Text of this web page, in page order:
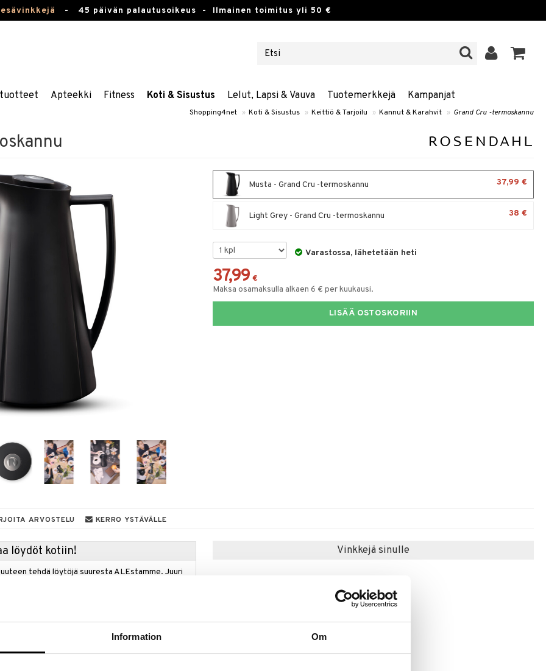
Information Om
- 45 päivän palautusoikeus - Ilmainen toimitus yli 50 €
Apteekki Fitness Koti & Sisustus Lelut, Lapsi & Vauva Tuotemerkkejä Kampanjat
Shopping4net » Koti & Sisustus » Keittiö & Tarjoilu » Kannut & Karahvit » Grand Cru -termoskannu
Musta - Grand Cru -termoskannu 37,99 €
Light Grey - Grand Cru -termoskannu 38 €
Varastossa, lähetetään heti
37,99 €
Maksa osamaksulla alkaen 6 € per kuukausi.
LISÄÄ OSTOSKORIIN
ARVOSTELU KERRO YSTÄVÄLLE
löydöt kotiin!
tehdä löytöjä suuresta ALEstamme. Juuri
voivat päästä loppumaan!
ale-löydöt »
Vinkkejä sinulle